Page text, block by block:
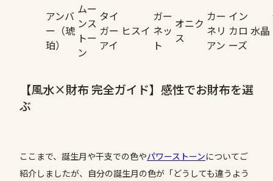
アンバ
ー（琥
珀）
ムー
ンス
トー
ン
タイ
ガー
アイ
ヒスイ
ガー
ネッ
ト
オニク
ス
カー
ネリ
アン
イン
カロ
ーズ
水晶
【風水×財布 完全ガイド】感性でお財布を選
ぶ
ここまで、誕生月や干支での色やパワーストーンについてご
紹介しましたが、自分の誕生月の色が「どうしても違うよう